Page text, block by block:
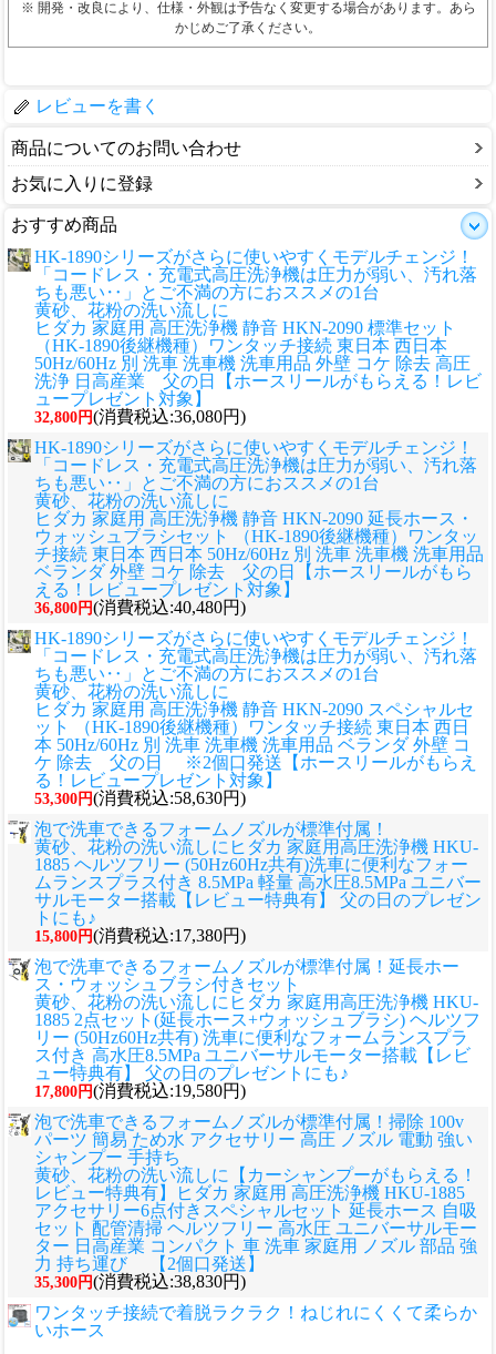
※ 開発・改良により、仕様・外観は予告なく変更する場合があります。あら
かじめご了承ください。
レビューを書く
商品についてのお問い合わせ
お気に入りに登録
おすすめ商品
HK-1890シリーズがさらに使いやすくモデルチェンジ！
「コードレス・充電式高圧洗浄機は圧力が弱い、汚れ落
ちも悪い‥」とご不満の方におススメの1台
黄砂、花粉の洗い流しに
ヒダカ 家庭用 高圧洗浄機 静音 HKN-2090 標準セット
（HK-1890後継機種）ワンタッチ接続 東日本 西日本
50Hz/60Hz 別 洗車 洗車機 洗車用品 外壁 コケ 除去 高圧
洗浄 日高産業 父の日【ホースリールがもらえる！レビ
ュープレゼント対象】
32,800円(消費税込:36,080円)
HK-1890シリーズがさらに使いやすくモデルチェンジ！
「コードレス・充電式高圧洗浄機は圧力が弱い、汚れ落
ちも悪い‥」とご不満の方におススメの1台
黄砂、花粉の洗い流しに
ヒダカ 家庭用 高圧洗浄機 静音 HKN-2090 延長ホース・
ウォッシュブラシセット （HK-1890後継機種）ワンタッ
チ接続 東日本 西日本 50Hz/60Hz 別 洗車 洗車機 洗車用品
ベランダ 外壁 コケ 除去 父の日【ホースリールがもら
える！レビュープレゼント対象】
36,800円(消費税込:40,480円)
HK-1890シリーズがさらに使いやすくモデルチェンジ！
「コードレス・充電式高圧洗浄機は圧力が弱い、汚れ落
ちも悪い‥」とご不満の方におススメの1台
黄砂、花粉の洗い流しに
ヒダカ 家庭用 高圧洗浄機 静音 HKN-2090 スペシャルセ
ット （HK-1890後継機種）ワンタッチ接続 東日本 西日
本 50Hz/60Hz 別 洗車 洗車機 洗車用品 ベランダ 外壁 コ
ケ 除去 父の日 ※2個口発送【ホースリールがもらえ
る！レビュープレゼント対象】
53,300円(消費税込:58,630円)
泡で洗車できるフォームノズルが標準付属！
黄砂、花粉の洗い流しに ヒダカ 家庭用高圧洗浄機 HKU-
1885 ヘルツフリー (50Hz60Hz共有)洗車に便利なフォー
ムランスプラス付き 8.5MPa 軽量 高水圧8.5MPa ユニバー
サルモーター搭載【レビュー特典有】 父の日のプレゼン
トにも♪
15,800円(消費税込:17,380円)
泡で洗車できるフォームノズルが標準付属！延長ホー
ス・ウォッシュブラシ付きセット
黄砂、花粉の洗い流しに ヒダカ 家庭用高圧洗浄機 HKU-
1885 2点セット(延長ホース+ウォッシュブラシ) ヘルツフ
リー (50Hz60Hz共有) 洗車に便利なフォームランスプラ
ス付き 高水圧8.5MPa ユニバーサルモーター搭載【レビ
ュー特典有】 父の日のプレゼントにも♪
17,800円(消費税込:19,580円)
泡で洗車できるフォームノズルが標準付属！掃除 100v
パーツ 簡易 ため水 アクセサリー 高圧 ノズル 電動 強い
シャンプー 手持ち
黄砂、花粉の洗い流しに
【カーシャンプーがもらえる！
レビュー特典有】ヒダカ 家庭用 高圧洗浄機 HKU-1885
アクセサリー6点付きスペシャルセット 延長ホース 自吸
セット 配管清掃 ヘルツフリー 高水圧 ユニバーサルモー
ター 日高産業 コンパクト 車 洗車 家庭用 ノズル 部品 強
力 持ち運び 【2個口発送】
35,300円(消費税込:38,830円)
ワンタッチ接続で着脱ラクラク！ねじれにくくて柔らか
いホース